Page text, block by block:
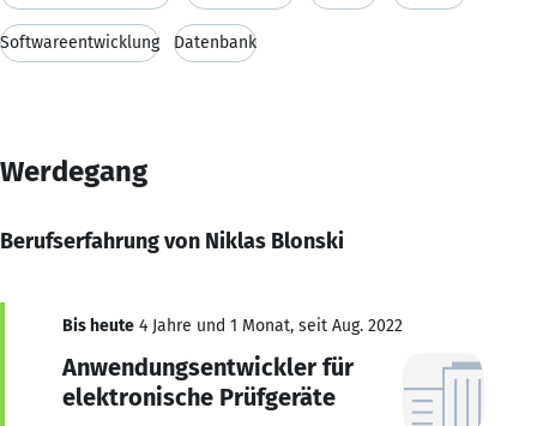
Softwareentwicklung Datenbank
Werdegang
Berufserfahrung von Niklas Blonski
Bis heute 4 Jahre und 1 Monat, seit Aug. 2022
Anwendungsentwickler für
elektronische Prüfgeräte